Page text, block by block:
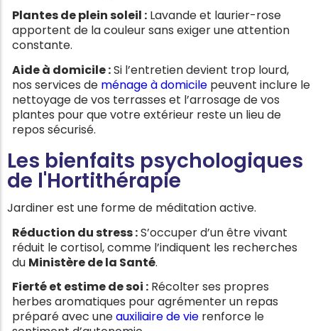
Plantes de plein soleil : Lavande et laurier-rose
apportent de la couleur sans exiger une attention
constante.
Aide à domicile :Si l’entretien devient trop lourd,
nos services de ménage à domicile peuvent inclure le
nettoyage de vos terrasses et l’arrosage de vos
plantes pour que votre extérieur reste un lieu de
repos sécurisé.
Les bienfaits psychologiques
de l'Hortithérapie
Jardiner est une forme de méditation active.
Réduction du stress :S’occuper d’un être vivant
réduit le cortisol, comme l’indiquent les recherches
du Ministère de la Santé.
Fierté et estime de soi : Récolter ses propres
herbes aromatiques pour agrémenter un repas
préparé avec uneauxiliaire de vie renforce le